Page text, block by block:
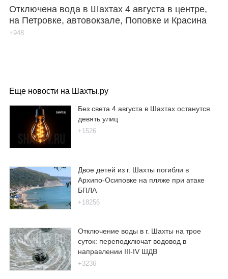
Отключена вода в Шахтах 4 августа в центре,
на Петровке, автовокзале, Поповке и Красина
+948
Еще новости на Шахты.ру
Без света 4 августа в Шахтах останутся
девять улиц
+1526
Двое детей из г. Шахты погибли в
Архипо-Осиповке на пляже при атаке
БПЛА
+18256
Отключение воды в г. Шахты на трое
суток: переподключат водовод в
направлении III-IV ШДВ
+3236